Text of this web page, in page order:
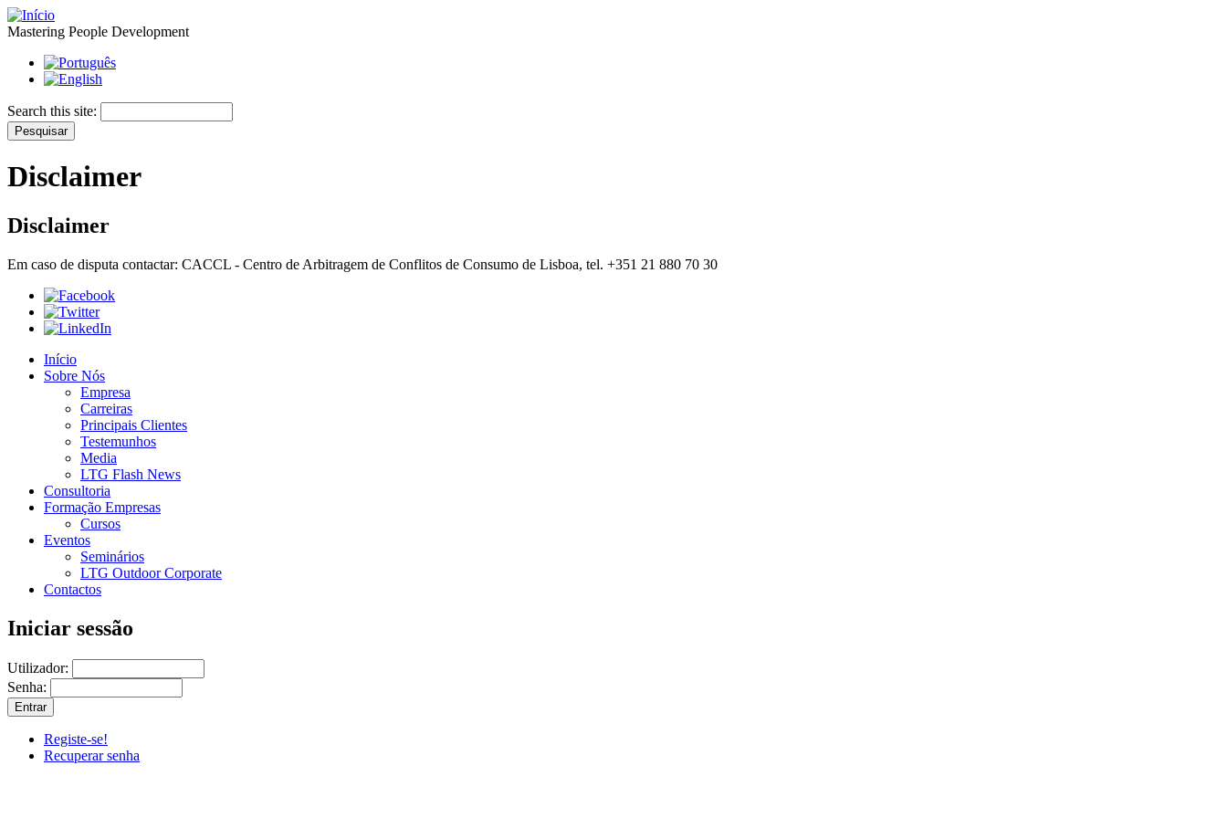
Mastering People Development
Search this site:
Disclaimer
Disclaimer
Em caso de disputa contactar: CACCL - Centro de Arbitragem de Conflitos de Consumo de Lisboa, tel. +351 21 880 70 30
Início
Sobre Nós
Empresa
Carreiras
Principais Clientes
Testemunhos
Media
LTG Flash News
Consultoria
Formação Empresas
Cursos
Eventos
Seminários
LTG Outdoor Corporate
Contactos
Iniciar sessão
Utilizador:
Senha:
Registe-se!
Recuperar senha